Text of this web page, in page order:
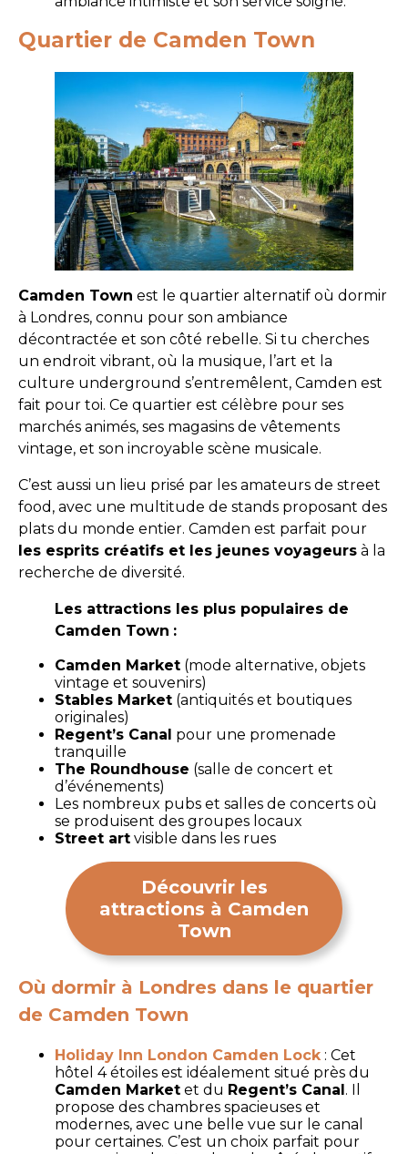
Quartier de Camden Town
Camden Town est le quartier alternatif où dormir
à Londres, connu pour son ambiance
décontractée et son côté rebelle. Si tu cherches
un endroit vibrant, où la musique, l’art et la
culture underground s’entremêlent, Camden est
fait pour toi. Ce quartier est célèbre pour ses
marchés animés, ses magasins de vêtements
vintage, et son incroyable scène musicale.
C’est aussi un lieu prisé par les amateurs de street
food, avec une multitude de stands proposant des
plats du monde entier. Camden est parfait pour
les esprits créatifs et les jeunes voyageurs à la
recherche de diversité.
Les attractions les plus populaires de
Camden Town :
Camden Market (mode alternative, objets
vintage et souvenirs)
Stables Market (antiquités et boutiques
originales)
Regent’s Canal pour une promenade
tranquille
The Roundhouse (salle de concert et
d’événements)
Les nombreux pubs et salles de concerts où
se produisent des groupes locaux
Street art visible dans les rues
Découvrir les
attractions à Camden
Town
Où dormir à Londres dans le quartier
de Camden Town
Holiday Inn London Camden Lock: Cet
hôtel 4 étoiles est idéalement situé près du
Camden Market et du Regent’s Canal. Il
propose des chambres spacieuses et
modernes, avec une belle vue sur le canal
pour certaines. C’est un choix parfait pour